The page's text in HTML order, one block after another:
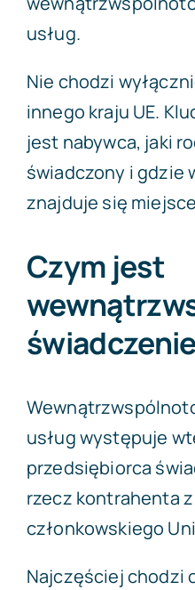
usług.
Nie chodzi
innego kraju UE.
jest nabywca, jaki
świadczony i gdzie
znajduje się
Czym jest
usług występuje
przedsiębiorca
rzecz kontrahenta
członkowskiego
Najczęściej chodzi